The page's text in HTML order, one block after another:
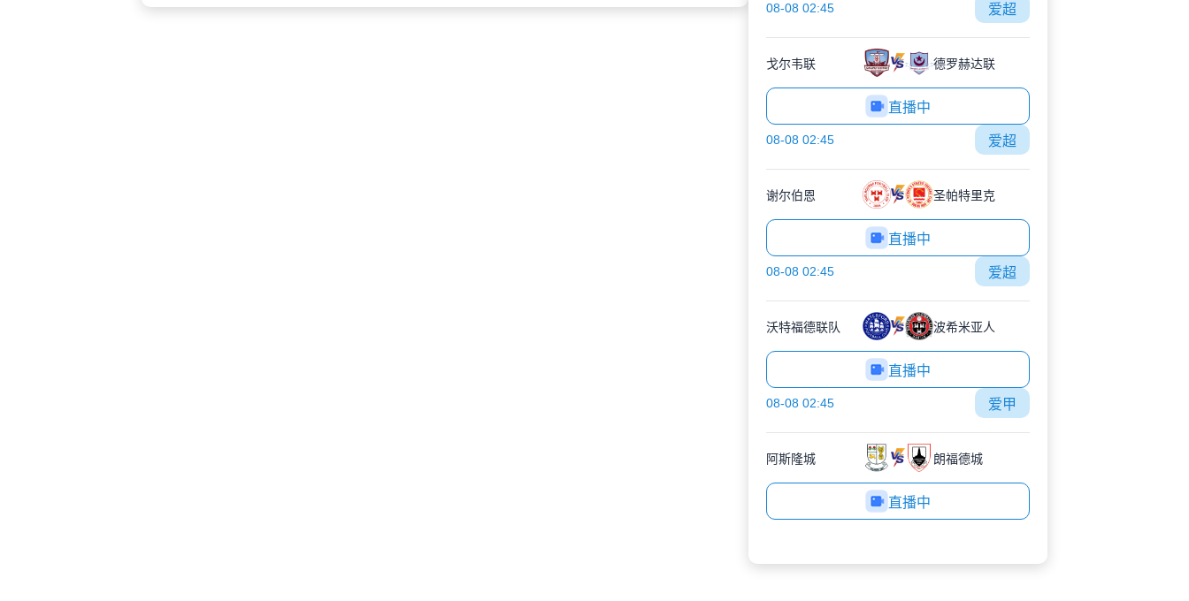
08-08 02:45 爱超
戈尔韦联 德罗赫达联
直播中
08-08 02:45 爱超
谢尔伯恩 圣帕特里克
直播中
08-08 02:45 爱超
沃特福德联队 波希米亚人
直播中
08-08 02:45 爱甲
阿斯隆城 朗福德城
直播中